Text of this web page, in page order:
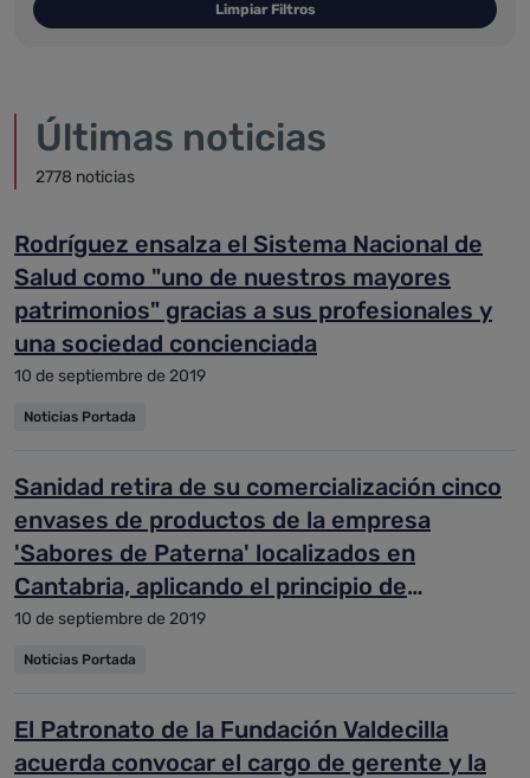
Limpiar Filtros
Últimas noticias
2778 noticias
Rodríguez ensalza el Sistema Nacional de
Salud como "uno de nuestros mayores
patrimonios" gracias a sus profesionales y
una sociedad concienciada
10 de septiembre de 2019
Noticias Portada
Sanidad retira de su comercialización cinco
envases de productos de la empresa
'Sabores de Paterna' localizados en
Cantabria, aplicando el principio de
precaución
10 de septiembre de 2019
Noticias Portada
El Patronato de la Fundación Valdecilla
acuerda convocar el cargo de gerente y la